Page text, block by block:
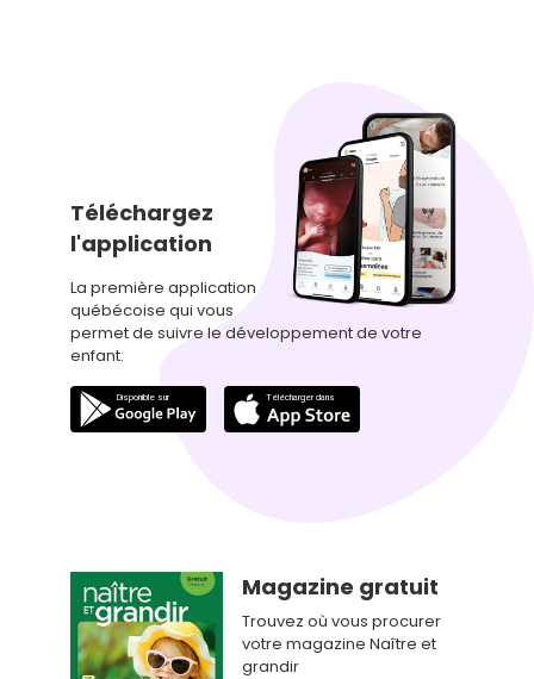
Téléchargez
l'application
La première application
québécoise qui vous
permet de suivre le développement de votre
enfant.
Magazine gratuit
Trouvez où vous procurer
votre magazine Naître et
grandir